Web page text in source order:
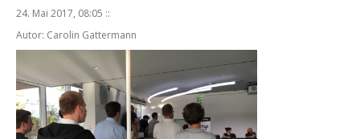
24. Mai 2017, 08:05 ::
Autor: Carolin Gattermann